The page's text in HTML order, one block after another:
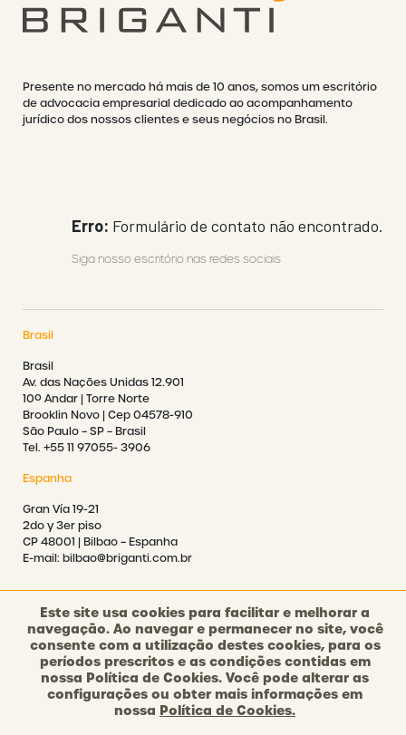
Presente no mercado há mais de 10 anos, somos um escritório
de advocacia empresarial dedicado ao acompanhamento
jurídico dos nossos clientes e seus negócios no Brasil.
Erro: Formulário de contato não encontrado.
Siga nosso escritório nas redes sociais
Brasil
Brasil
Av. das Nações Unidas 12.901
10º Andar | Torre Norte
Brooklin Novo | Cep 04578-910
São Paulo – SP – Brasil
Tel. +55 11 97055- 3906
Espanha
Gran Vía 19-21
2do y 3er piso
CP 48001 | Bilbao – Espanha
E-mail: bilbao@briganti.com.br
©2021 BRIGANTI. TODOS OS DIREITOS RESERVADOS.
POLÍTICA DE PRIVACIDADE
Este site usa cookies para facilitar e melhorar a
navegação. Ao navegar e permanecer no site, você
consente com a utilização destes cookies, para os
períodos prescritos e as condições contidas em
nossa Política de Cookies. Você pode alterar as
configurações ou obter mais informações em
nossa Política de Cookies.